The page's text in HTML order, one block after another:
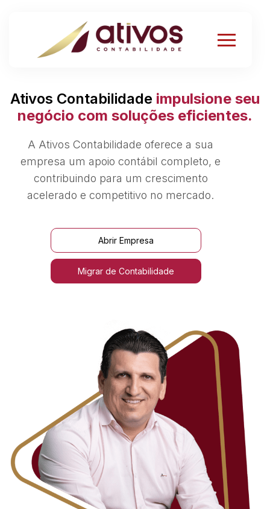
Ativos Contabilidade impulsione seu
negócio com soluções eficientes.
A Ativos Contabilidade oferece a sua
empresa um apoio contábil completo, e
contribuindo para um crescimento
acelerado e competitivo no mercado.
Abrir Empresa
Migrar de Contabilidade